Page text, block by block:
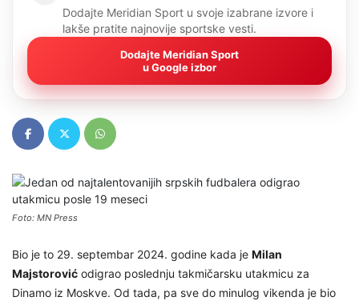
Dodajte Meridian Sport u svoje izabrane izvore i
lakše pratite najnovije sportske vesti.
Dodajte Meridian Sport
u Google izbor
Foto: MN Press
Bio je to 29. septembar 2024. godine kada je Milan
Majstorović odigrao poslednju takmičarsku utakmicu za
Dinamo iz Moskve. Od tada, pa sve do minulog vikenda je bio